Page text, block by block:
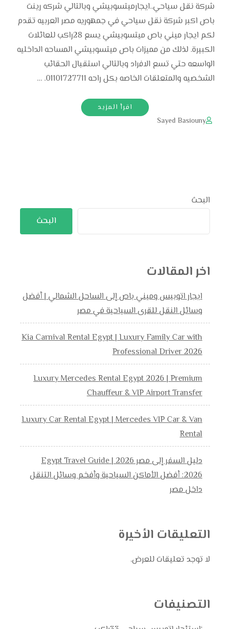
شركة نقل سياحي..ايجارميتسوبيشي وبالتالي شركه رينت
باص اكبر شركة نقل سياحي في جمهوريه مصر العربيه تقدم
لكم ايجار ميني باص ميتسوبيشي يسع 28راكب للعائلات
الكبيرة. لذلك من مميزات باص ميتسوبيشي المساحه الداخليه
الواسعه حتي تسع الافراد وبالتالي استقبال الحقائب
الشخصيه والمتعلقات الخاصه بكل راحه 01101727711. …
اقرأ المزيد
Sayed Basiouny
البحث
البحث
اخر المقالات
ايجار اتوبيس وميني باص إلى الساحل الشمالي | أفضل
وسائل النقل للقرى السياحية في مصر
Kia Carnival Rental Egypt | Luxury Family Car with
Professional Driver 2026
Luxury Mercedes Rental Egypt 2026 | Premium
Chauffeur & VIP Airport Transfer
Luxury Car Rental Egypt | Mercedes VIP Car & Van
Rental
دليل السفر إلى مصر 2026 | Egypt Travel Guide
2026: أفضل الأماكن السياحية وأفخم وسائل التنقل
داخل مصر
التعليقات الأخيرة
لا توجد تعليقات للعرض.
التصنيفات